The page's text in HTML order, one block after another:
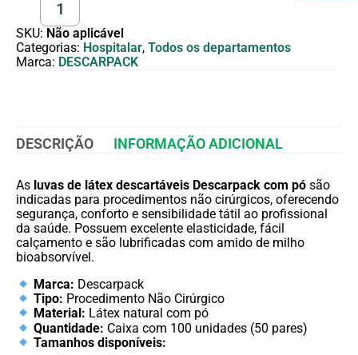
SKU: Não aplicável
Categorias: Hospitalar, Todos os departamentos
Marca: DESCARPACK
DESCRIÇÃO INFORMAÇÃO ADICIONAL
As luvas de látex descartáveis Descarpack com pó são
indicadas para procedimentos não cirúrgicos, oferecendo
segurança, conforto e sensibilidade tátil ao profissional
da saúde. Possuem excelente elasticidade, fácil
calçamento e são lubrificadas com amido de milho
bioabsorvível.
Marca: Descarpack
Tipo: Procedimento Não Cirúrgico
Material: Látex natural com pó
Quantidade: Caixa com 100 unidades (50 pares)
Tamanhos disponíveis: